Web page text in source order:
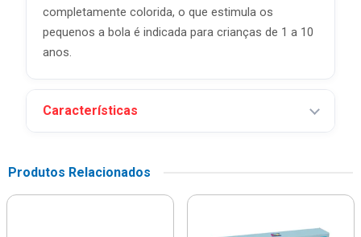
completamente colorida, o que estimula os
pequenos a bola é indicada para crianças de 1 a 10
anos.
Características
Produtos Relacionados